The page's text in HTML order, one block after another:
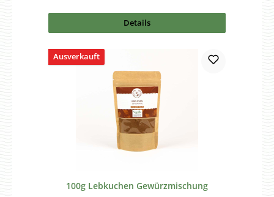
Details
Ausverkauft
100g Lebkuchen Gewürzmischung